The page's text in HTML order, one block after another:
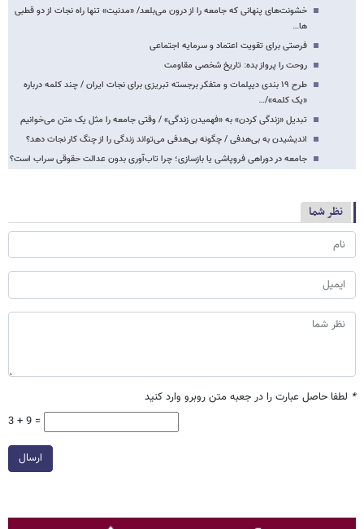
خشونت‌های پنهانی که جامعه را از درون می‌بلعد/ «مدنیت» تنها راه نجات از دو قطبی
ها…
فرصتی برای تقویت اعتماد و سرمایه اجتماعی
روحت را پرواز بده: تاریخ شخصی مقاومت
طرح ۱۹ بندی دیپلمات و متفکر برجسته تبریزی برای نجات ایران / چند کلمه درباره
«یک کلمه»/…
تبدیل «زندگی کردن» به «فهمیدن زندگی» / وقتی جامعه را مثل یک متن می‌خوانیم
اندیشیدن به بی‌هدفی / چگونه بی‌هدفی می‌تواند زندگی را از چنگ کار نجات دهد؟
جامعه در دوراهی فروپاشی یا بازسازی؛ چرا تاب‌آوری بدون عدالت حقوقی سراب است؟
نظر شما
* لطفا حاصل عبارت را در جعبه متن روبرو وارد کنید
3 + 9 =
ارسال